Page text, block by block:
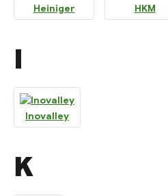
Heiniger HKM
Inovalley
K